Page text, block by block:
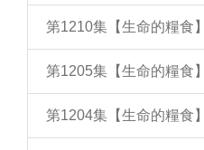
第1210集【生命的糧食
第1205集【生命的糧食
第1204集【生命的糧食